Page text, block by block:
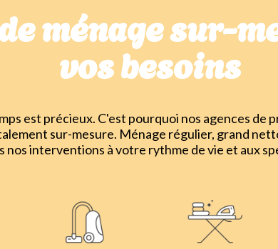
ménage sur-
vos besoins
est précieux. C'est pourquoi nos agences de
sur-mesure. Ménage régulier, grand
nos interventions à votre rythme de vie et aux